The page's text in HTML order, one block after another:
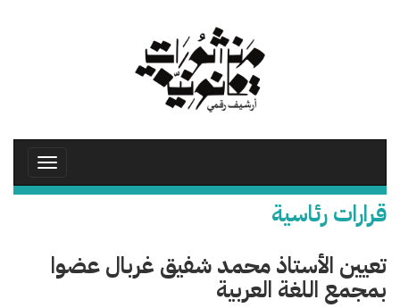
Toggle
قرارات رئاسية
تعيين الأستاذ محمد شفيق غربال عضوا
بمجمع اللغة العربية